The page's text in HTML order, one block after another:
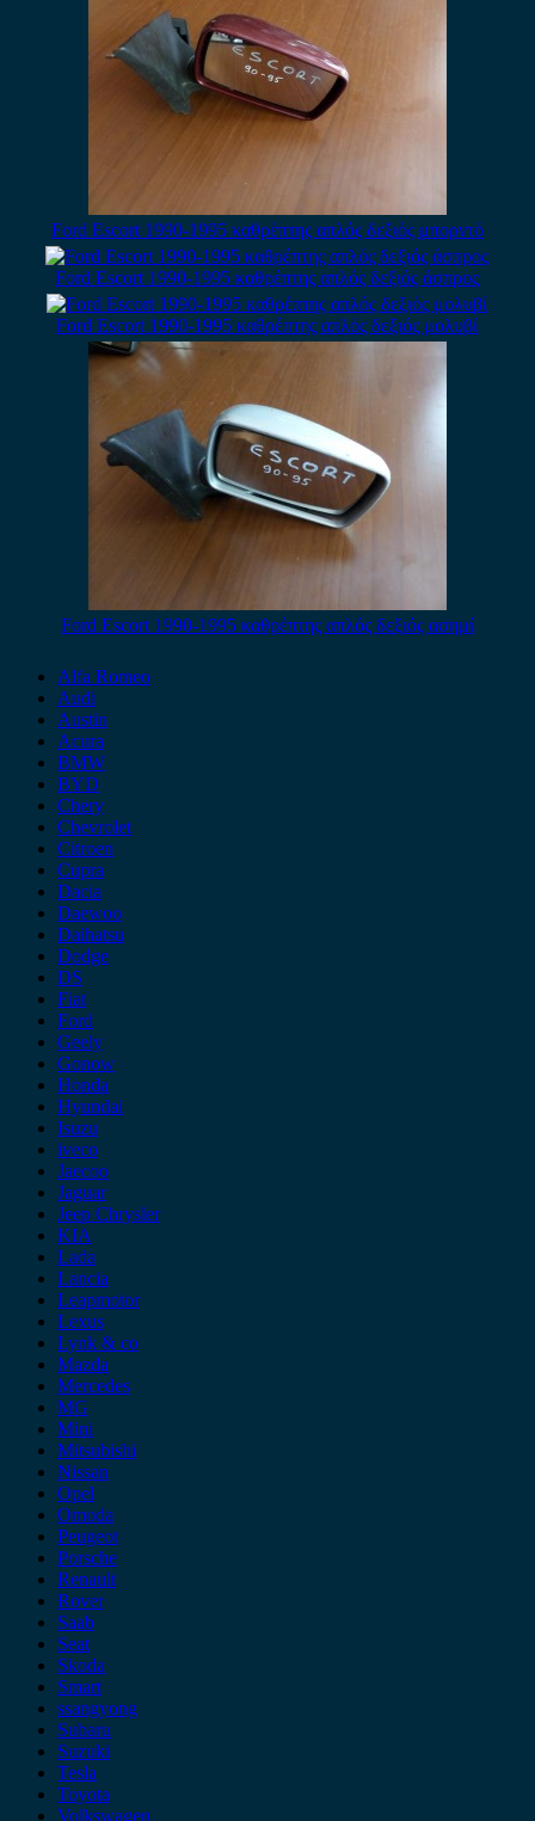
Ford Escort 1990-1995 καθρέπτης απλός δεξιός μπορντό
Ford Escort 1990-1995 καθρέπτης απλός δεξιός άσπρος
Ford Escort 1990-1995 καθρέπτης απλός δεξιός μολυβί
Ford Escort 1990-1995 καθρέπτης απλός δεξιός ασημί
Alfa Romeo
Audi
Austin
Acura
BMW
BYD
Chery
Chevrolet
Citroen
Cupra
Dacia
Daewoo
Daihatsu
Dodge
DS
Fiat
Ford
Geely
Gonow
Honda
Hyundai
Isuzu
iveco
Jaecoo
Jaguar
Jeep Chrysler
KIA
Lada
Lancia
Leapmotor
Lexus
Lynk & co
Mazda
Mercedes
MG
Mini
Mitsubishi
Nissan
Opel
Omoda
Peugeot
Porsche
Renault
Rover
Saab
Seat
Skoda
Smart
ssangyong
Subaru
Suzuki
Tesla
Toyota
Volkswagen